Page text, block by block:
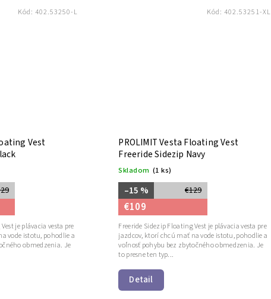
Vest
je plávacia vesta pre
vode istotu, pohodlie a
obmedzenia. Je
Kód: 402.53250-L
PROLIMIT Vesta Floating Vest
Freeride Sidezip Navy
Skladom (1 ks)
€129
–15 %
€109
Detail
Freeride Sidezip Floating Vest je plávacia vesta pre
jazdcov, ktorí chcú mať na vode istotu, pohodlie a
voľnosť pohybu bez zbytočného obmedzenia. Je
to presne ten typ...
Kód: 402.53251-XL